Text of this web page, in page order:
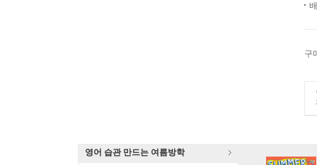
구
영어 습관 만드는 여름방학